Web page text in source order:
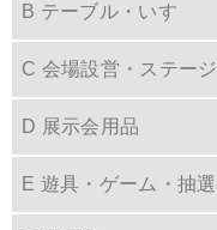
B テーブル・いす
C 会場設営・ステージ
D 展示会用品
E 遊具・ゲーム・抽選